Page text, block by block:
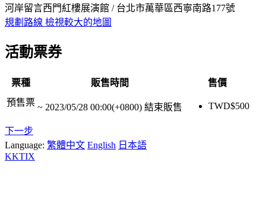
河岸留言西門紅樓展演館 / 台北市萬華區西寧南路177號
規劃路線 檢視較大的地圖
活動票券
票種 販售時間
售價
預售票 ~ 2023/05/28 00:00(+0800) 結束販售 TWD$500
下一步
Language: 繁體中文 English 日本語
KKTIX